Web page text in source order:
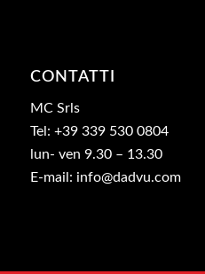
CONTATTI
MC Srls
Tel: +39 339 530 0804
lun- ven 9.30 – 13.30
E-mail: info@dadvu.com